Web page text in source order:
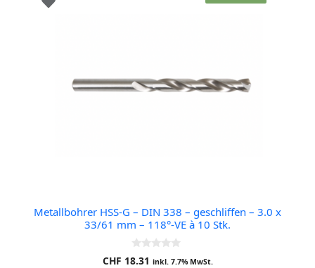
Metallbohrer HSS-G – DIN 338 – geschliffen – 3.0 x
33/61 mm – 118°-VE à 10 Stk.
0
o
CHF 18.31 inkl. 7.7% MwSt.